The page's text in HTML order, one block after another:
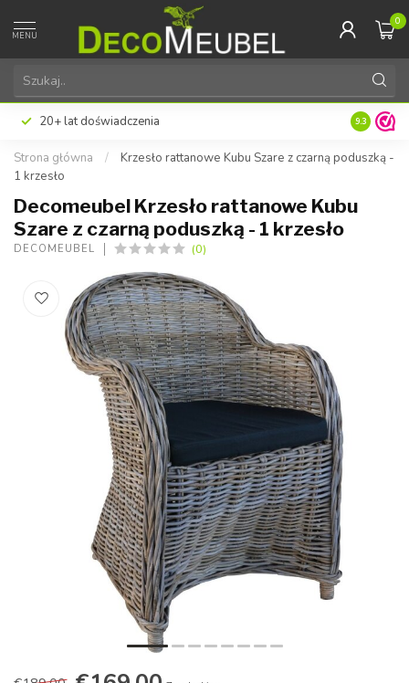
MENU
0
20+ lat doświadczenia 9.3
Strona główna /
Krzesło rattanowe Kubu Szare z czarną poduszką -
1 krzesło
Decomeubel Krzesło rattanowe Kubu
Szare z czarną poduszką - 1 krzesło
DECOMEUBEL (0)